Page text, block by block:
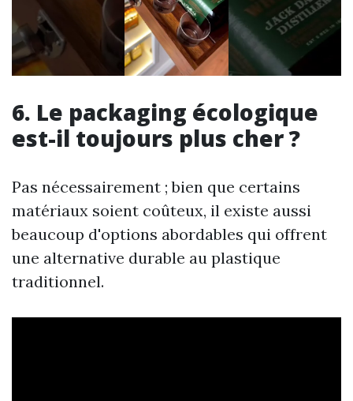
6. Le packaging écologique
est-il toujours plus cher ?
Pas nécessairement ; bien que certains
matériaux soient coûteux, il existe aussi
beaucoup d'options abordables qui offrent
une alternative durable au plastique
traditionnel.